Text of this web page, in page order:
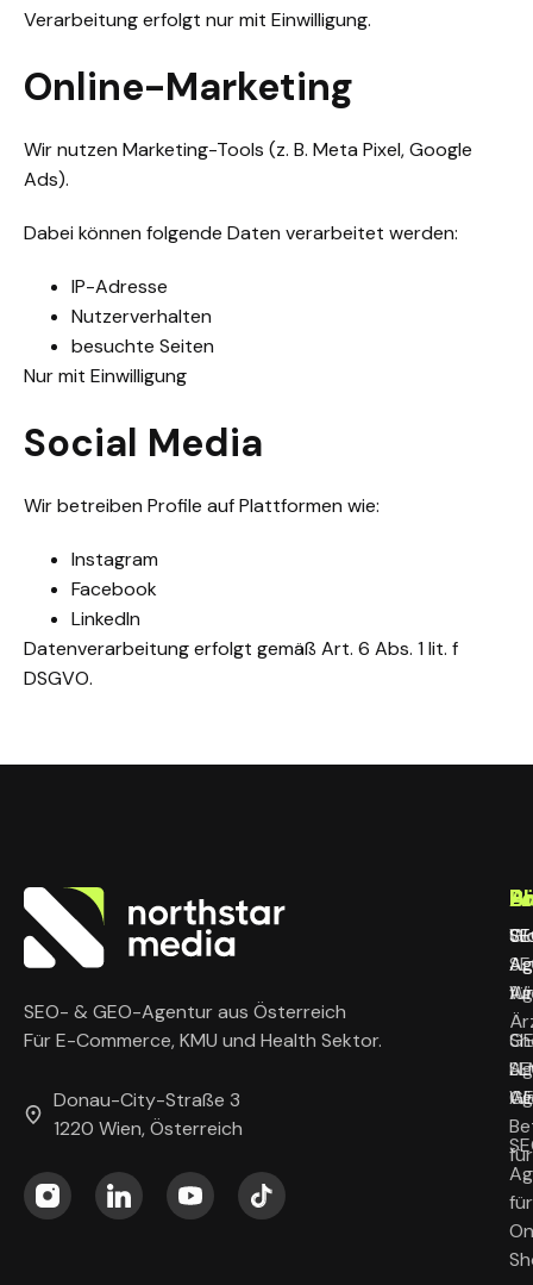
Verarbeitung erfolgt nur mit Einwilligung.
Online-Marketing
Wir nutzen Marketing-Tools (z. B. Meta Pixel, Google
Ads).
Dabei können folgende Daten verarbeitet werden:
IP-Adresse
Nutzerverhalten
besuchte Seiten
Nur mit Einwilligung
Social Media
Wir betreiben Profile auf Plattformen wie:
Instagram
Facebook
LinkedIn
Datenverarbeitung erfolgt gemäß Art. 6 Abs. 1 lit. f
DSGVO.
SEO- & GEO-Agentur aus Österreich
Für E-Commerce, KMU und Health Sektor.
Donau-City-Straße 3
1220 Wien, Österreich
für
für